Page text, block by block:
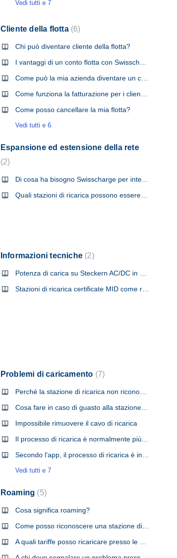
Vedi tutti e 7
Cliente della flotta 6
Chi può diventare cliente della flotta?
Come può la mia azienda diventare un cliente della flotta?
Come posso cancellare la mia flotta?
Vedi tutti e 6
Espansione ed estensione della rete
2
Di cosa ha bisogno Swisscharge per integrare una stazione di ricarica?
Quali stazioni di ricarica possono essere integrate nella rete?
Informazioni tecniche 2
Stazioni di ricarica certificate MID come requisito obbligatorio per una fatturazione della ricarica conforme alla legge
Problemi di caricamento 7
Perché la stazione di ricarica non riconosce la mia app o la mia scheda di ricarica?
Cosa fare in caso di guasto alla stazione di ricarica?
Impossibile rimuovere il cavo di ricarica
Vedi tutti e 7
Roaming 5
Cosa significa roaming?
Come posso riconoscere una stazione di roaming nell'app?